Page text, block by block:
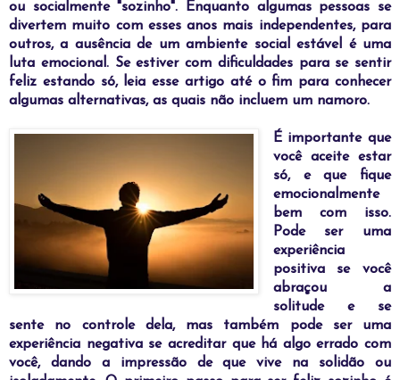
ou socialmente "sozinho". Enquanto algumas pessoas se
divertem muito com esses anos mais independentes, para
outros, a ausência de um ambiente social estável é uma
luta emocional. Se estiver com dificuldades para se sentir
feliz estando só, leia esse artigo até o fim para conhecer
algumas alternativas, as quais não incluem um namoro.
Éimportante que
você aceite estar
só, e que fique
emocionalmente
bem com isso.
Pode ser uma
experiência
positiva se você
abraçou a
solitude e se
sente no controle dela, mas também pode ser uma
experiência negativa se acreditar que há algo errado com
você, dando a impressão de que vive na solidão ou